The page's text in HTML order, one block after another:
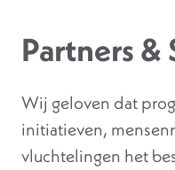
Partners
Wij geloven dat
initiatieven,
vluchtelingen het